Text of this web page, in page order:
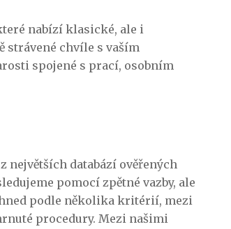
nabízí klasické, ale i
strávené chvíle s vaším
spojené s prací, osobním
největších databází ověřených
pomocí zpětné vazby, ale
podle několika kritérií, mezi
procedury. Mezi našimi